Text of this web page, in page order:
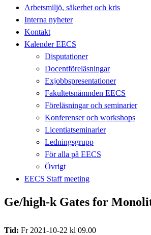
Arbetsmiljö, säkerhet och kris
Interna nyheter
Kontakt
Kalender EECS
Disputationer
Docentföreläsningar
Exjobbspresentationer
Fakultetsnämnden EECS
Föreläsningar och seminarier
Konferenser och workshops
Licentiatseminarier
Ledningsgrupp
För alla på EECS
Övrigt
EECS Staff meeting
Ge/high-k Gates for
Tid: Fr 2021-10-22 kl 09.00